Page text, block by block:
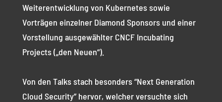
Weiterentwicklung von Kubernetes sowie
Vorträgen einzelner Diamond Sponsors und einer
Vorstellung ausgewählter CNCF Incubating
Projects („den Neuen“).
Von den Talks stach besonders “Next Generation
Cloud Security” hervor, welcher versuchte sich